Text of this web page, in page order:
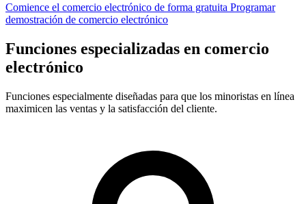
Comience el comercio electrónico de forma gratuita Programar
demostración de comercio electrónico
Funciones especializadas en comercio
electrónico
Funciones especialmente diseñadas para que los minoristas en línea
maximicen las ventas y la satisfacción del cliente.